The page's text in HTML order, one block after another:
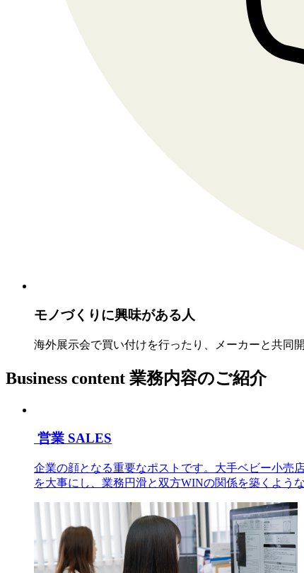
モノづくりに興味がある人
海外展示会で買い付けを行ったり、メーカーと共同
Business content 業務内容のご紹介
営業 SALES
企業の顔となる重要なポストです。大手ベビー小売
を大事にし、業務円滑と双方WINの関係を築くよう